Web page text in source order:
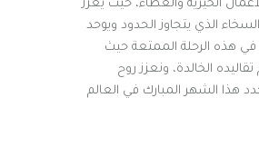
الخيرية والعطاء، حيث يعزز
الذي يتجاوز الحدود ويوحد
في هذه الرحلة الممتعة حيث
الخالدة، ونعزز روح
هذا الشهر المبارك في العالم